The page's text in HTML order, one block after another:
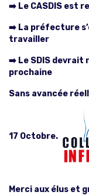
➡️ Le CASDIS est
➡️ La préfecture
travailler
➡️ Le SDIS devrait
prochaine
Sans avancée
17 Octobre.
Merci aux élus et